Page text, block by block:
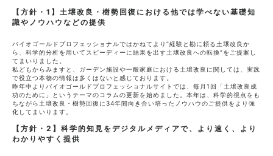
【方針・1】土壌改良・樹勢回復における他では学べない基礎知
識やノウハウなどの提供
バイオゴールドプロフェッショナルではかねてより”経験と勘に頼る土壌改良か
ら、科学的分析を用いてスピーディーに結果を出す土壌改良への転換”をご提案し
てまいりました。
私どもからみますと、ガーデン施設や一般家庭における土壌改良に関しては、実践
で役立つ本物の情報は多くはないと感じております。
昨年中よりバイオゴールドプロフェッショナルサイトでは、毎月1回「土壌改良成
功のために」というテーマのコラムの更新を始めました。本年は、科学的視点をも
ちながら土壌改良・樹勢回復に34年間向き合い培ったノウハウのご提供をより強
化してまいります。
【方針・2】科学的知見をデジタルメディアで、より速く、より
わかりやすく提供